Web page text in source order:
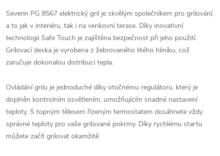
Severin PG 8567 elektrický gril je skvělým společníkem pro grilování,
a to jak v interiéru, tak i na venkovní terase. Díky inovativní
technologii Safe Touch je zajištěna bezpečnost při jeho použití.
Grilovací deska je vyrobena z žebrovaného litého hliníku, což
zaručuje dokonalou distribuci tepla.
Ovládání grilu je jednoduché díky otočnému regulátoru, který je
doplněn kontrolním osvětlením, umožňujícím snadné nastavení
teploty. S topným tělesem řízeným termostatem dosáhnete vždy
správné teploty pro vaše grilované pokrmy. Díky rychlému startu
můžete začít grilovat okamžitě.